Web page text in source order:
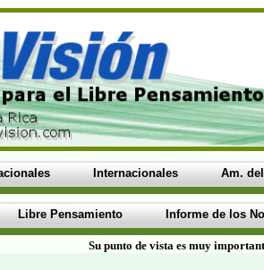
Internacionales Am.
Libre Pensamiento Informe de los
Su punto de vista es muy